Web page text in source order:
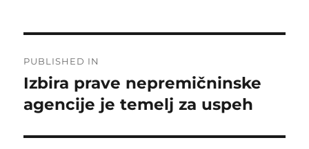
navigation
PUBLISHED IN
Izbira prave nepremičninske
agencije je temelj za uspeh